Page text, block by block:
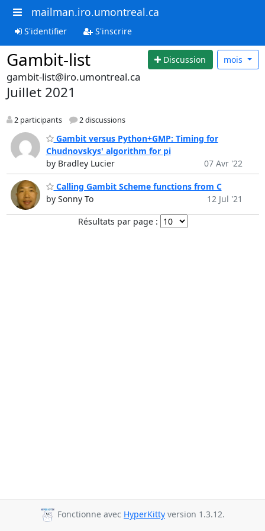
mailman.iro.umontreal.ca
S'identifier S'inscrire
Gambit-list Discussion mois
gambit-list@iro.umontreal.ca
Juillet 2021
2 participants 2 discussions
Gambit versus Python+GMP: Timing for
Chudnovskys' algorithm for pi
by Bradley Lucier
07 Avr '22
Calling Gambit Scheme functions from C
by Sonny To
12 Jul '21
Résultats par page :
Fonctionne avec HyperKitty version 1.3.12.